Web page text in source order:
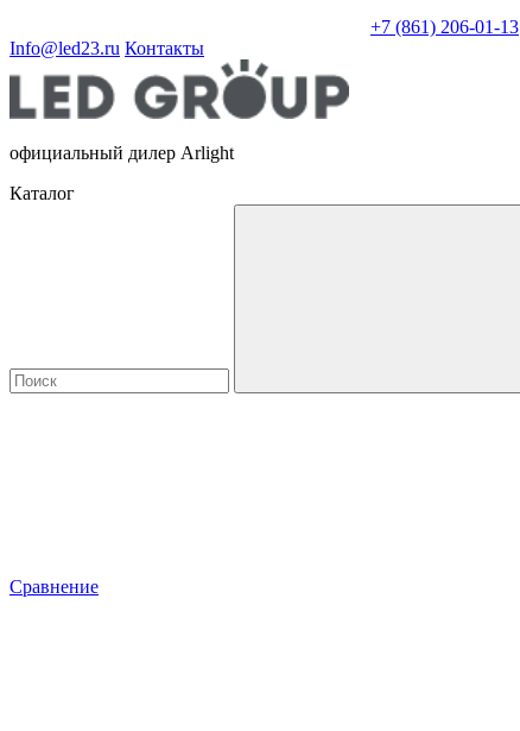
+7 (861) 206-01-13
Info@led23.ru Контакты
официальный дилер Arlight
Каталог
Сравнение